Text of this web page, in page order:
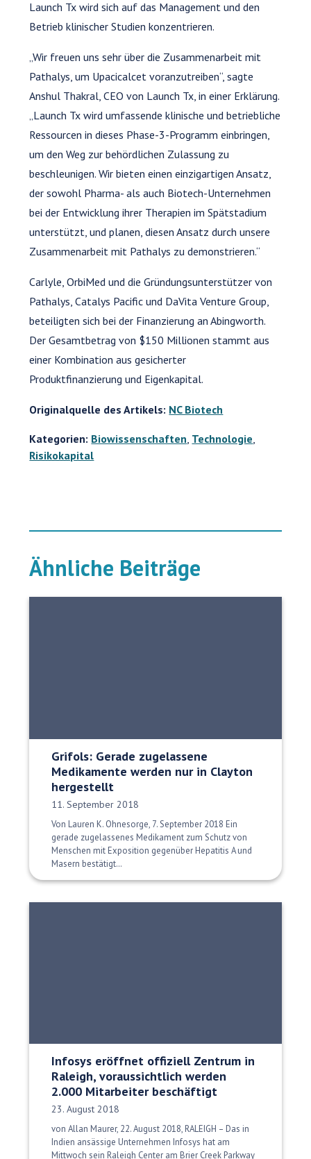
Launch Tx wird sich auf das Management und den
Betrieb klinischer Studien konzentrieren.
„Wir freuen uns sehr über die Zusammenarbeit mit
Pathalys, um Upacicalcet voranzutreiben“, sagte
Anshul Thakral, CEO von Launch Tx, in einer Erklärung.
„Launch Tx wird umfassende klinische und betriebliche
Ressourcen in dieses Phase-3-Programm einbringen,
um den Weg zur behördlichen Zulassung zu
beschleunigen. Wir bieten einen einzigartigen Ansatz,
der sowohl Pharma- als auch Biotech-Unternehmen
bei der Entwicklung ihrer Therapien im Spätstadium
unterstützt, und planen, diesen Ansatz durch unsere
Zusammenarbeit mit Pathalys zu demonstrieren.“
Carlyle, OrbiMed und die Gründungsunterstützer von
Pathalys, Catalys Pacific und DaVita Venture Group,
beteiligten sich bei der Finanzierung an Abingworth.
Der Gesamtbetrag von $150 Millionen stammt aus
einer Kombination aus gesicherter
Produktfinanzierung und Eigenkapital.
Originalquelle des Artikels: NC Biotech
Kategorien: Biowissenschaften Technologie
Risikokapital
Ähnliche Beiträge
Grifols: Gerade zugelassene
Medikamente werden nur in Clayton
hergestellt
Veröffentlichungsdatum:
11. September 2018
Von Lauren K. Ohnesorge, 7. September 2018 Ein
gerade zugelassenes Medikament zum Schutz von
Menschen mit Exposition gegenüber Hepatitis A und
Masern bestätigt…
Infosys eröffnet offiziell Zentrum in
Raleigh, voraussichtlich werden
2.000 Mitarbeiter beschäftigt
Veröffentlichungsdatum:
23. August 2018
von Allan Maurer, 22. August 2018, RALEIGH – Das in
Indien ansässige Unternehmen Infosys hat am
Mittwoch sein Raleigh Center am Brier Creek Parkway